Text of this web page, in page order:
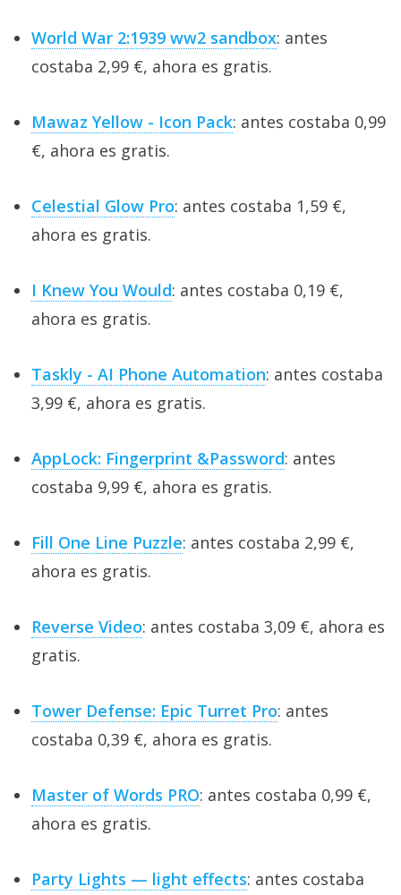
World War 2:1939 ww2 sandbox: antes
costaba 2,99 €, ahora es gratis.
Mawaz Yellow - Icon Pack: antes costaba 0,99
€, ahora es gratis.
Celestial Glow Pro: antes costaba 1,59 €,
ahora es gratis.
I Knew You Would: antes costaba 0,19 €,
ahora es gratis.
Taskly - AI Phone Automation: antes costaba
3,99 €, ahora es gratis.
AppLock: Fingerprint &Password: antes
costaba 9,99 €, ahora es gratis.
Fill One Line Puzzle: antes costaba 2,99 €,
ahora es gratis.
Reverse Video: antes costaba 3,09 €, ahora es
gratis.
Tower Defense: Epic Turret Pro: antes
costaba 0,39 €, ahora es gratis.
Master of Words PRO: antes costaba 0,99 €,
ahora es gratis.
Party Lights — light effects: antes costaba